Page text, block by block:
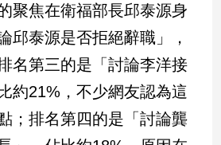
聚焦在衛福部長邱泰源身
邱泰源是否拒絕辭職」，
名第三的是「討論李洋接
約21%，不少網友認為這
；排名第四的是「討論龔